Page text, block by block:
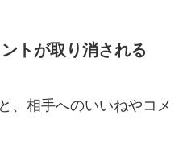
トが取り消される
、相手へのいいねやコメ